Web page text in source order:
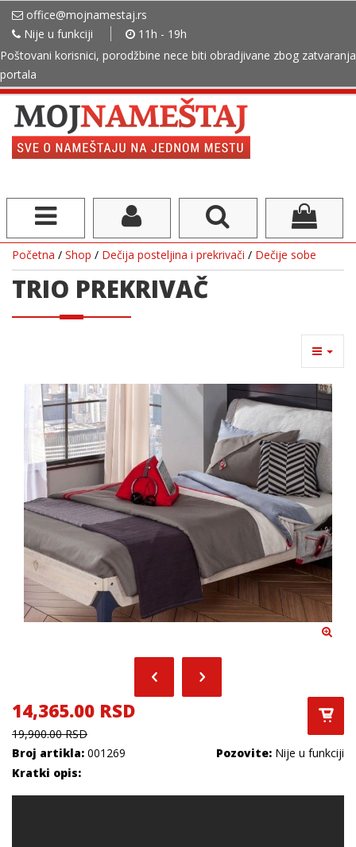
office@mojnamestaj.rs
Nije u funkciji
11h - 19h
Poštovani korisnici, porodžbine nece biti obradjivane zbog zatvaranja
portala
Početna / Shop / Dečija posteljina i prekrivači / Dečije sobe
TRIO PREKRIVAČ
14,365.00 RSD
19,900.00 RSD
Broj artikla: 001269 Pozovite: Nije u funkciji
Kratki opis: